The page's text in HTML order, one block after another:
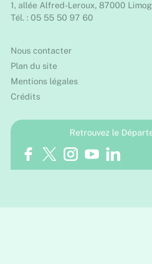
1, allée Alfred-Leroux, 87000
Tél. : 05 55 50 97 60
Nous contacter
Plan du site
Mentions légales
Crédits
Retrouvez le
Facebook
TwitterInstagram
Youtube